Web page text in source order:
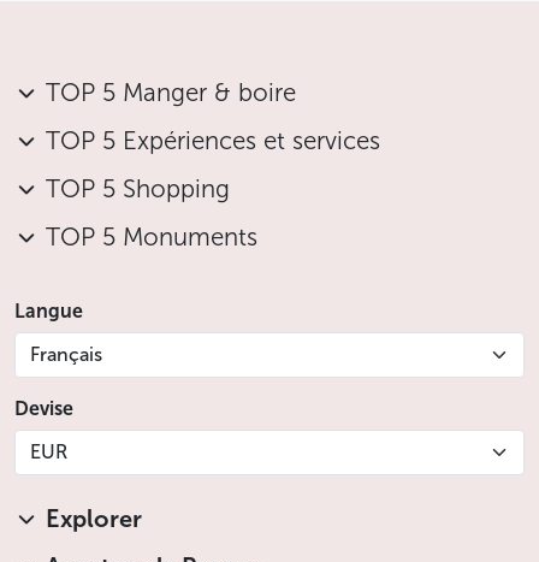
TOP 5 Manger & boire
TOP 5 Expériences et services
TOP 5 Shopping
TOP 5 Monuments
Langue
Français
Devise
EUR
Explorer